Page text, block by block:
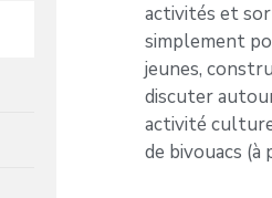
activités et
simplement
jeunes,
discuter
activité
de bivouacs (à